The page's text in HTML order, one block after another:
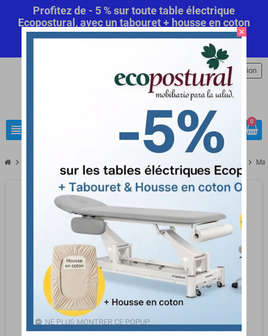
Profitez de - 5 % sur toute table électrique
Ecopostural, avec un tabouret + housse en coton
offert! Code Promo AutomatiqueCommandez
view_headline search
0
person Connexion
chevron_right chevron_right
close
NE PLUS MONTRER CE POPUP.